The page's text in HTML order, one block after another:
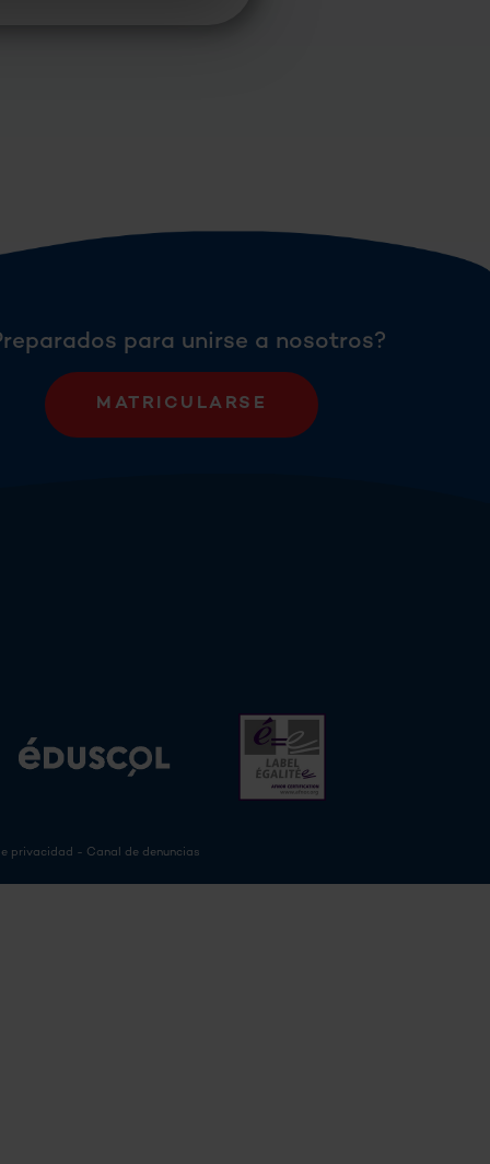
para unirse a nosotros?
MATRICULARSE
privacidad - Canal de denuncias